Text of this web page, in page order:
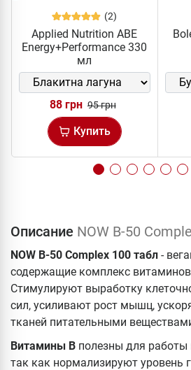
(2)
Applied Nutrition ABE
Energy+Performance 330
мл
88 грн 95 грн
Купить
Описание NOW B-50
NOW B-50 Complex 100 табл -
содержащие комплекс
Стимулируют выработку
сил, усиливают рост мышц,
тканей питательными
Витамины В полезны для работы
так как нормализируют уровень